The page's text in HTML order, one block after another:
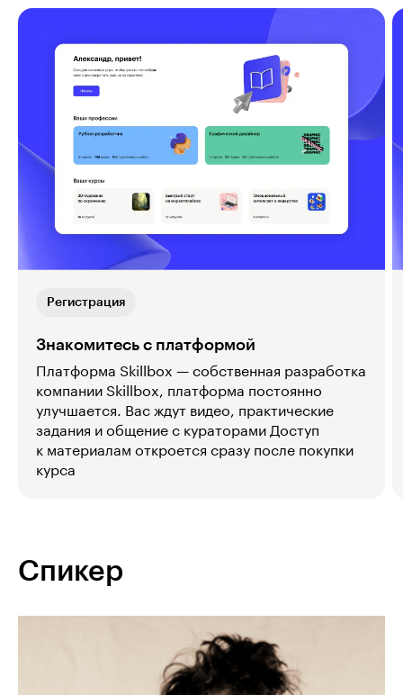
Регистрация
Знакомитесь с платформой
Платформа Skillbox — собственная разработка
компании Skillbox, платформа постоянно
улучшается. Вас ждут видео, практические
задания и общение с кураторами Доступ
к материалам откроется сразу после покупки
курса
Спикер